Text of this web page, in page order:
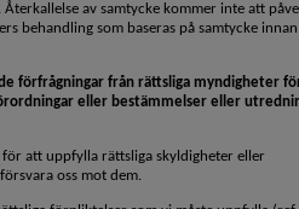
av samtycke kommer inte att
behandling som baseras på samtycke
förfrågningar från rättsliga myndigheter
eller bestämmelser eller
att uppfylla rättsliga skyldigheter eller
oss mot dem.